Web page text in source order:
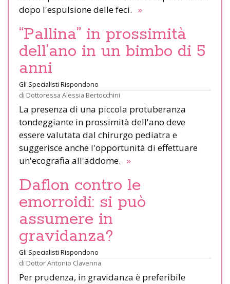
dopo l'espulsione delle feci. »
“Pallina” in prossimità
dell’ano in un bimbo di 5
anni
Gli Specialisti Rispondono
di Dottoressa Alessia Bertocchini
La presenza di una piccola protuberanza
tondeggiante in prossimità dell'ano deve
essere valutata dal chirurgo pediatra e
suggerisce anche l'opportunità di effettuare
un'ecografia all'addome. »
Daflon contro le
emorroidi: si può
assumere in
gravidanza?
Gli Specialisti Rispondono
di Dottor Antonio Clavenna
Per prudenza, in gravidanza è preferibile